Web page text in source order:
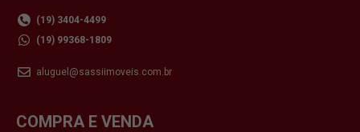
(19) 3404-4499
(19) 99368-1809
aluguel@sassiimoveis.com.br
COMPRA E VENDA